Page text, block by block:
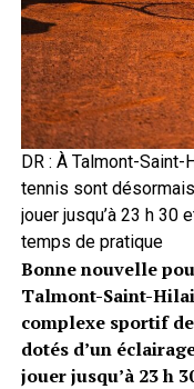
DR : À Talmont-
tennis sont
jouer jusqu’à 23 h 30
temps de pratique
Bonne nouvelle
Talmont-Saint-
complexe sportif
dotés d’un
jouer jusqu’à 23 h